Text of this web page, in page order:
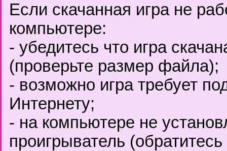
Если скачанная игра не
компьютере:
- убедитесь что игра
(проверьте размер файла);
- возможно игра требует
Интернету;
- на компьютере не
проигрыватель